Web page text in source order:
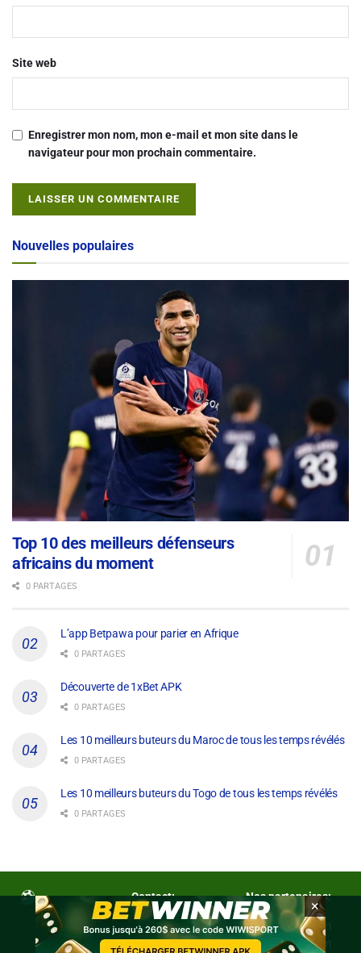
Site web
Enregistrer mon nom, mon e-mail et mon site dans le
navigateur pour mon prochain commentaire.
Alternative:
Nouvelles populaires
Top 10 des meilleurs défenseurs
africains du moment
0 PARTAGES
L’app Betpawa pour parier en Afrique
0 PARTAGES
Découverte de 1xBet APK
0 PARTAGES
Les 10 meilleurs buteurs du Maroc de tous les temps révélés
0 PARTAGES
Les 10 meilleurs buteurs du Togo de tous les temps révélés
0 PARTAGES
Contact:
Contactez-nous
Nos partenaires:
eurotopfoot.com
latamtopfut.com
×